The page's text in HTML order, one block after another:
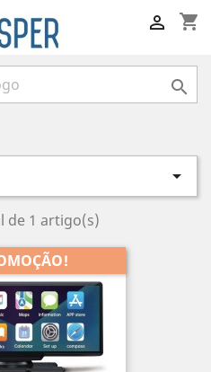
shopping_cart



de 1 artigo(s)